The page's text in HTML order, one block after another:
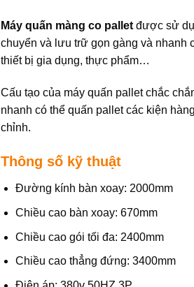
Máy quấn màng co pallet được sử
chuyển và lưu trữ gọn gàng và nhanh
thiết bị gia dụng, thực phẩm…
Cấu tạo của máy quấn pallet chắc
nhanh có thể quấn pallet các kiện
chỉnh.
Thông số kỹ thuật
Đường kính bàn xoay: 2000mm
Chiều cao bàn xoay: 670mm
Chiều cao gói tối đa: 2400mm
Chiều cao thẳng đứng: 3400mm